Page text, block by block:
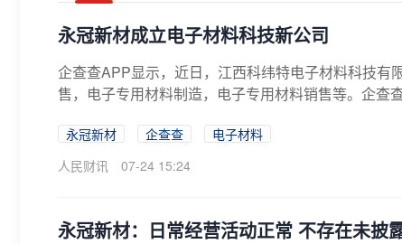
永冠新材成立电子材料科技新公司
企查查APP显示，近日，江西科纬特电子材料科技
售，电子专用材料制造，电子专用材料销售等。企查
永冠新材 企查查
电子材料
人民财讯
07-24 15:24
永冠新材：日常经营活动正常 不存在未披